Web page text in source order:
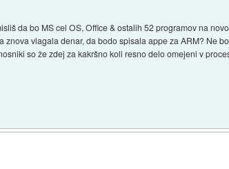
da bo MS cel OS, Office & ostalih 52 programov na
vlagala denar, da bodo spisala appe za ARM? Ne
so že zdej za kakršno koli resno delo omejeni v